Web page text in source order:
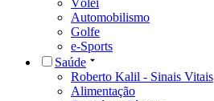
Vôlei
Automobilismo
Golfe
e-Sports
Saúde
Roberto Kalil - Sinais Vitais
Alimentação